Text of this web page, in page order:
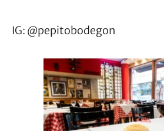
IG: @pepitobodegon